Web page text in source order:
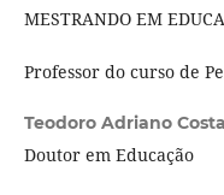
MESTRANDO EM
Professor do curso de
Teodoro Adriano
Doutor em Educação